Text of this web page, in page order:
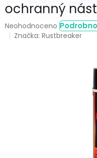
ochranný
Průměrné
hodnocení
Neohodnoceno
Značka:Rustbreaker